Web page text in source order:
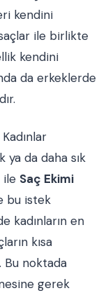
kendini
ile birlikte
kendini
da erkeklerde
ya da daha sık
ile Saç Ekimi
bu istek
kadınların en
kısa
Bu noktada
gerek